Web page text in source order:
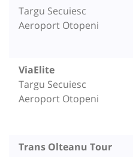
Targu Secuiesc
Aeroport Otopeni
ViaElite
Targu Secuiesc
Aeroport Otopeni
Trans Olteanu Tour